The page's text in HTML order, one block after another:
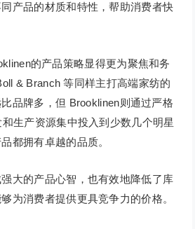
产品的材质和特性，帮助消费者快
的产品策略显得更为聚焦和务
& Branch 等同样主打高端家纺的
品牌多，但 Brooklinen则通过严格
生产资源集中投入到少数几个明星
都拥有卓越的品质。
大的产品心智，也有效地降低了库
为消费者提供更具竞争力的价格。